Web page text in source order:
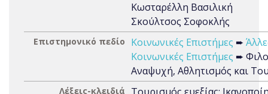
Κωσταρέλλη Βασιλική
Σκούλτσος Σοφοκλής
Επιστημονικό πεδίο Κοινωνικές Επιστήμες ➨
Κοινωνικές Επιστήμες ➨
Αναψυχή, Αθλητισμός και
Λέξεις-κλειδιά